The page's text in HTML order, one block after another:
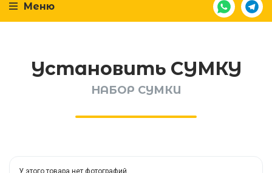
Меню
Установить СУМКУ
НАБОР СУМКИ
У этого товара нет фотографий.